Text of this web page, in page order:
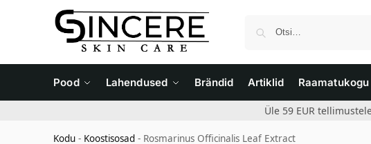
Pood Lahendused Brändid Artiklid Raamatukogu
Üle 59 EUR
Kodu - Koostisosad - Rosmarinus Officinalis Leaf Extract